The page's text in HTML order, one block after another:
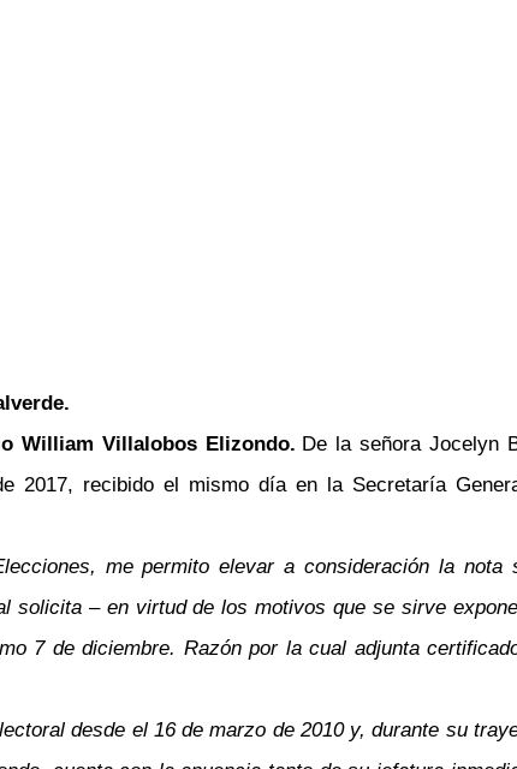
William Villalobos Elizondo. De la señora Jocelyn
2017, recibido el mismo día en la Secretaría
me permito elevar a consideración la
solicita –en virtud de los motivos que se sirve
7 de diciembre. Razón por la cual adjunta
desde el 16 de marzo de 2010 y, durante su